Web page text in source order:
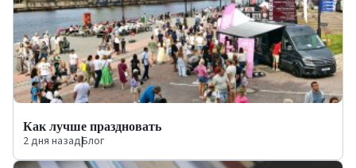
Как лучше праздновать
2 дня назад|Блог